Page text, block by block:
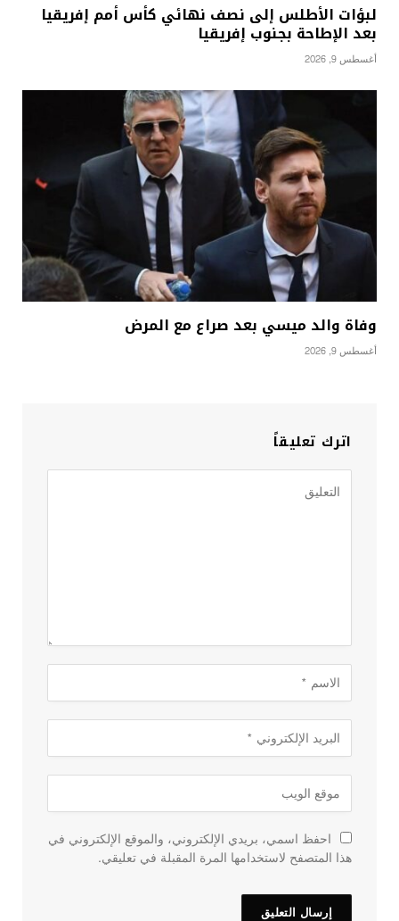
لبؤات الأطلس إلى نصف نهائي كأس أمم إفريقيا
بعد الإطاحة بجنوب إفريقيا
أغسطس 9, 2026
وفاة والد ميسي بعد صراع مع المرض
أغسطس 9, 2026
اترك تعليقاً
احفظ اسمي، بريدي الإلكتروني، والموقع الإلكتروني في
هذا المتصفح لاستخدامها المرة المقبلة في تعليقي.